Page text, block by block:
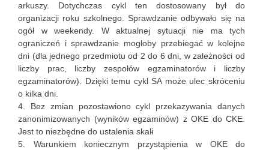
arkuszy. Dotychczas cykl ten dostosowany był do
organizacji roku szkolnego. Sprawdzanie odbywało się na
ogół w weekendy. W aktualnej sytuacji nie ma tych
ograniczeń i sprawdzanie mogłoby przebiegać w kolejne
dni (dla jednego przedmiotu od 2 do 6 dni, w zależności od
liczby prac, liczby zespołów egzaminatorów i liczby
egzaminatorów). Dzięki temu cykl SA może ulec skróceniu
o kilka dni.
Bez zmian pozostawiono cykl przekazywania danych
zanonimizowanych (wyników egzaminów) z OKE do CKE.
Jest to niezbędne do ustalenia skali
Warunkiem koniecznym przystąpienia w OKE do